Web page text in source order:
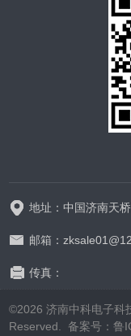
地址：中国济南天
邮箱：
传真：
©2026 济南中科电子科
Reserved. 备案号：鲁